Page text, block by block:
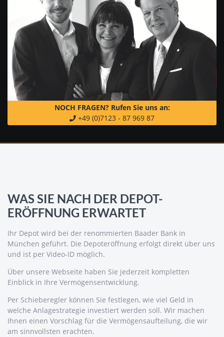
NOCH FRAGEN?Rufen Sie uns an:
+49 (0)7123 - 87 969 87
WAS SIE NACH DER DEPOT-
ERÖFFNUNG ERWARTET
Ihr Depot wird bei der renommierten Baader Bank in
München geführt. Die Depoteröffnung erfolgt direkt über uns
und ist per Video-ID möglich.
Über unsere Webseite haben Sie jederzeit kompletten
Einblick in Ihre Vermögensentwicklung.
Per Schieberegler können Sie festlegen, wie viel Geld in
welche Anlagestrategie investiert werden soll. Wir machen
Ihnen einen Vorschlag für die Vermögensaufteilung, die wir
am sinnvollsten erachten.